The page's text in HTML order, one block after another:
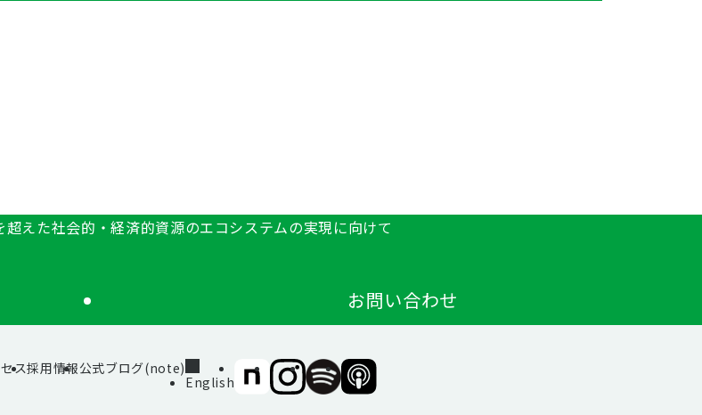
えた社会的・経済的資源のエコシステムの実現に向けて
お問い合わせ
ス採用情報公式ブログ(note)
English
SIIF（一
般財
SIIF（一
般財
SIIF（一
般財
SIIF（一
般財